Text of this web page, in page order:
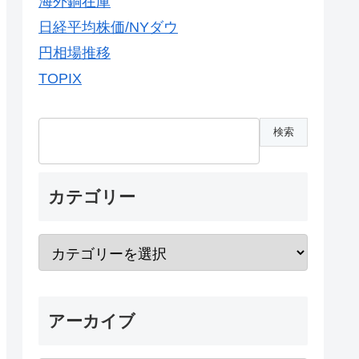
日経平均株価/NYダウ
円相場推移
TOPIX
カテゴリー
アーカイブ